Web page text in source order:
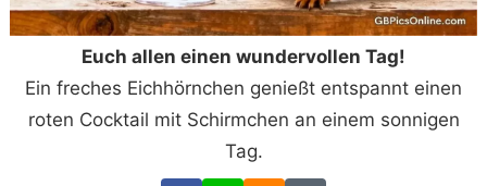
Euch allen einen wundervollen Tag!
Ein freches Eichhörnchen genießt entspannt einen
roten Cocktail mit Schirmchen an einem sonnigen
Tag.